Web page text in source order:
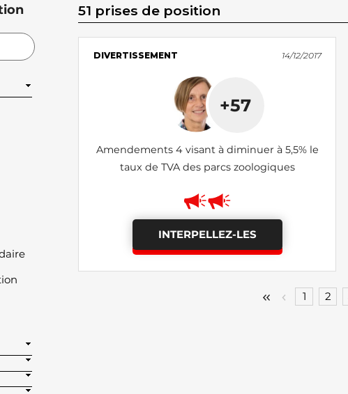
51 prises de position
DIVERTISSEMENT 14/12/2017
+57
Amendements 4 visant à diminuer à 5,5% le
taux de TVA des parcs zoologiques
INTERPELLEZ-LES
1 2